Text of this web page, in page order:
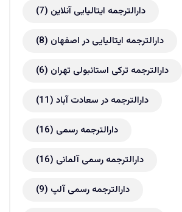
دارالترجمه ایتالیایی آنلاین (7)
دارالترجمه ایتالیایی در اصفهان (8)
دارالترجمه ترکی استانبولی تهران (6)
دارالترجمه در سعادت آباد (11)
دارالترجمه رسمی (16)
دارالترجمه رسمی آلمانی (16)
دارالترجمه رسمی آلپ (9)